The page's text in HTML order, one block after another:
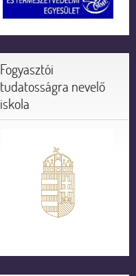
Fogyasztói
tudatosságra nevelő
iskola